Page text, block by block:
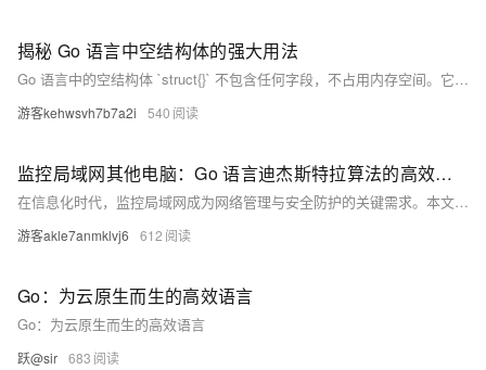
揭秘 Go 语言中空结构体的强大用法
Go 语言中的空结构体 `struct{}` 不包含任何字段，不占用内存空间。它在实际编程中有多种典型用法：1) 结合 map 实现集合（set）类型；2) 与 channel 搭配用于信号通知；3) 申请超大容量的 Slice 和 Array 以节省内存；4) 作为接口实现时明确表示不关注值。此外，需要注意的是，空结构体作为字段时可能会因内存对齐原因占用额外空间。建议将空结构体放在外层结构体的第一个字段以优化内存使用。
游客kehwsvh7b7a2i 540
监控局域网其他电脑：Go 语言迪杰斯特拉算法的高效应用
在信息化时代，监控局域网成为网络管理与安全防护的关键需求。本文探讨了迪杰斯特拉（Dijkstra）算法在监控局域网中的应用，通过计算最短路径优化数据传输和故障检测。文中提供了使用Go语言实现的代码例程，展示了如何高效地进行网络监控，确保局域网的稳定运行和数据安全。迪杰斯特拉算法能减少传输延迟和带宽消耗，及时发现并处理网络故障，适用于复杂网络环境下的管理和维护。
游客akle7anmklvj6 612
Go：为云原生而生的高效语言
Go：为云原生而生的高效语言
跃@sir 683